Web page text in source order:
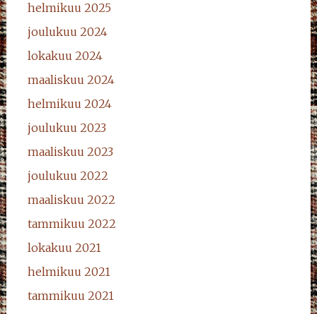
helmikuu 2025
joulukuu 2024
lokakuu 2024
maaliskuu 2024
helmikuu 2024
joulukuu 2023
maaliskuu 2023
joulukuu 2022
maaliskuu 2022
tammikuu 2022
lokakuu 2021
helmikuu 2021
tammikuu 2021